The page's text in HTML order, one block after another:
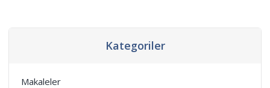
Kategoriler
Makaleler